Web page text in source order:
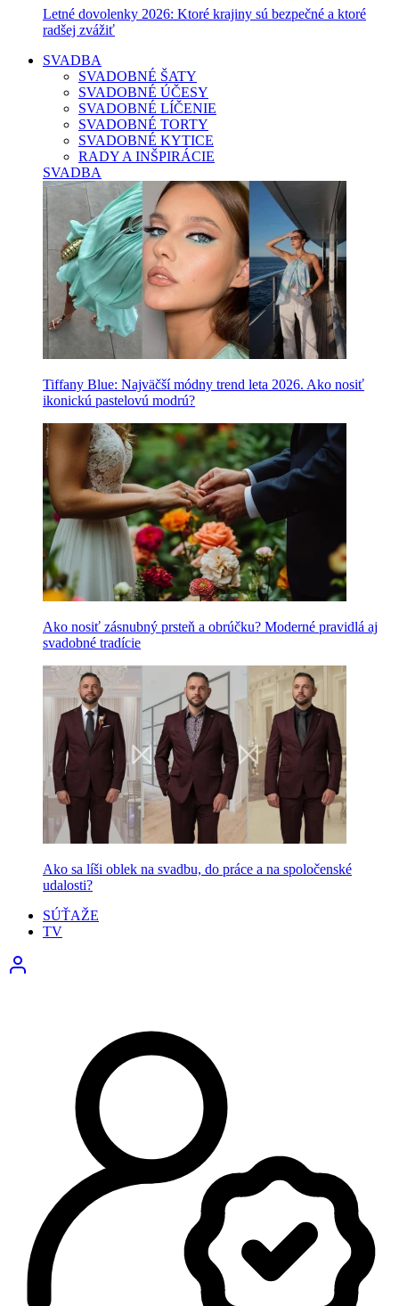
Letné dovolenky 2026: Ktoré krajiny sú bezpečné a ktoré
radšej zvážiť
SVADBA
SVADOBNÉ ŠATY
SVADOBNÉ ÚČESY
SVADOBNÉ LÍČENIE
SVADOBNÉ TORTY
SVADOBNÉ KYTICE
RADY A INŠPIRÁCIE
SVADBA
Tiffany Blue: Najväčší módny trend leta 2026. Ako nosiť
ikonickú pastelovú modrú?
Ako nosiť zásnubný prsteň a obrúčku? Moderné pravidlá aj
svadobné tradície
Ako sa líši oblek na svadbu, do práce a na spoločenské
udalosti?
SÚŤAŽE
TV